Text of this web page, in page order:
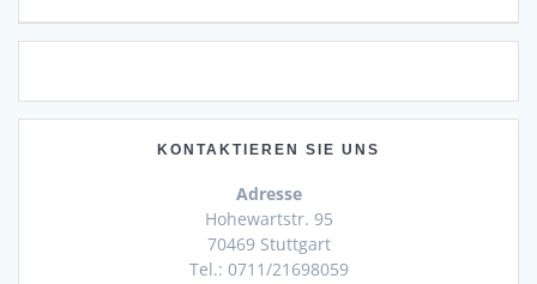
KONTAKTIEREN SIE UNS
Adresse
Hohewartstr. 95
70469 Stuttgart
Tel.: 0711/21698059